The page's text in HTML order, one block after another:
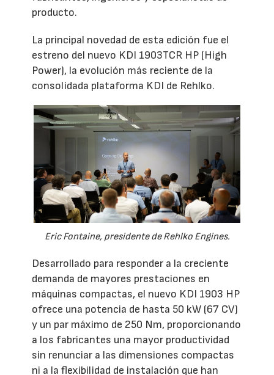
producto.
La principal novedad de esta edición fue el
estreno del nuevo KDI 1903TCR HP (High
Power), la evolución más reciente de la
consolidada plataforma KDI de Rehlko.
Eric Fontaine, presidente de Rehlko Engines.
Desarrollado para responder a la creciente
demanda de mayores prestaciones en
máquinas compactas, el nuevo KDI 1903 HP
ofrece una potencia de hasta 50 kW (67 CV)
y un par máximo de 250 Nm, proporcionando
a los fabricantes una mayor productividad
sin renunciar a las dimensiones compactas
ni a la flexibilidad de instalación que han